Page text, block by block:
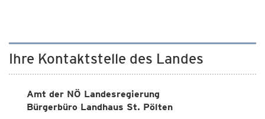
Ihre Kontaktstelle des Landes
Amt der NÖ Landesregierung
Bürgerbüro Landhaus St. Pölten